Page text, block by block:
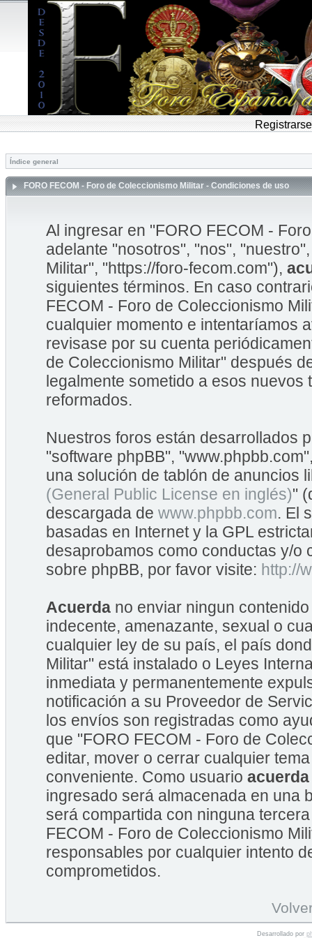
Registrarse
Índice general
FORO FECOM - Foro de Coleccionismo Militar - Condiciones de uso
Al ingresar en "FORO FECOM -
adelante "nosotros", "nos",
Militar", "https://foro-fecom.com"),
siguientes términos. En caso
FECOM - Foro de Coleccionismo
cualquier momento e intentaríamos
revisase por su cuenta
de Coleccionismo Militar" después
legalmente sometido a esos
reformados.
Nuestros foros están desarrollados
"software phpBB",
una solución de tablón de anuncios
(General Public License en inglés)"
descargada de www.phpbb.com. El
basadas en Internet y la GPL
desaprobamos como conductas y/o
sobre phpBB, por favor visite: http://
Acuerda no enviar ningun
indecente, amenazante, sexual o
cualquier ley de su país, el país
Militar" está instalado o Leyes
inmediata y permanentemente
notificación a su Proveedor de
los envíos son registradas como
que "FORO FECOM - Foro de
editar, mover o cerrar cualquier
conveniente. Como usuario acuerda
ingresado será almacenada en una
será compartida con ninguna
FECOM - Foro de Coleccionismo
responsables por cualquier intento
comprometidos.
Desarrollado por